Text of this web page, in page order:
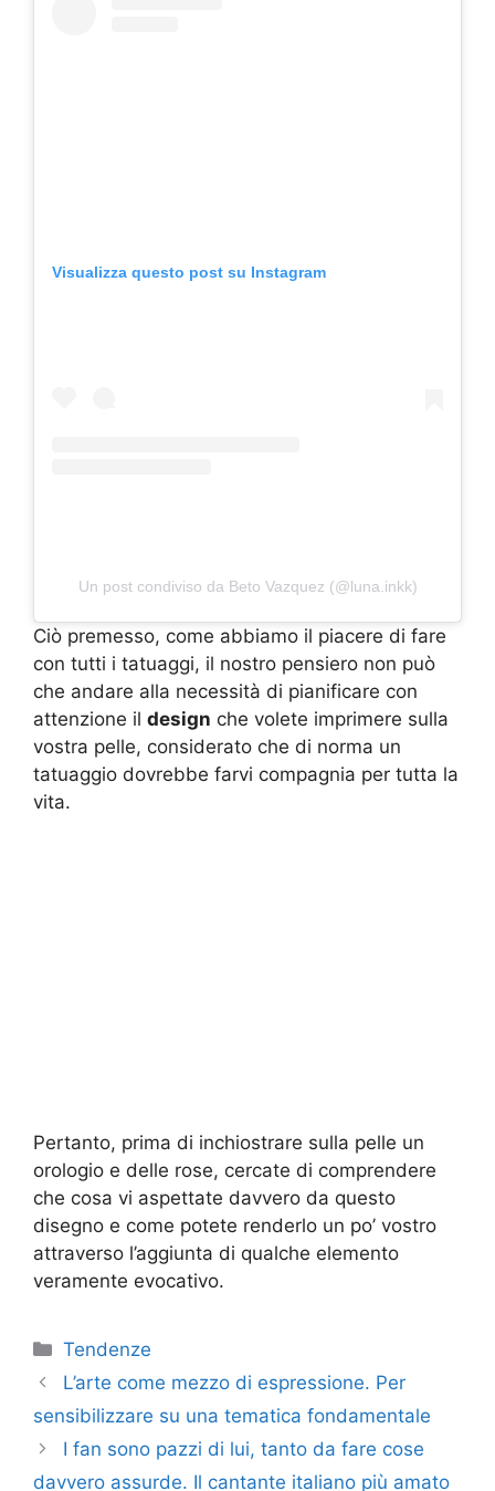
Visualizza questo post su Instagram
Un post condiviso da Beto Vazquez (@luna.inkk)
Ciò premesso, come abbiamo il piacere di fare
con tutti i tatuaggi, il nostro pensiero non può
che andare alla necessità di pianificare con
attenzione il design che volete imprimere sulla
vostra pelle, considerato che di norma un
tatuaggio dovrebbe farvi compagnia per tutta la
vita.
Pertanto, prima di inchiostrare sulla pelle un
orologio e delle rose, cercate di comprendere
che cosa vi aspettate davvero da questo
disegno e come potete renderlo un po’ vostro
attraverso l’aggiunta di qualche elemento
veramente evocativo.
Categorie
Tendenze
L’arte come mezzo di espressione. Per
sensibilizzare su una tematica fondamentale
I fan sono pazzi di lui, tanto da fare cose
davvero assurde. Il cantante italiano più amato